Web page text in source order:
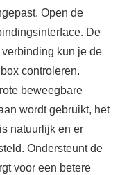
Open de
De
kun je de
controleren.
beweegbare
wordt gebruikt, het
natuurlijk en er
Ondersteunt de
voor een betere